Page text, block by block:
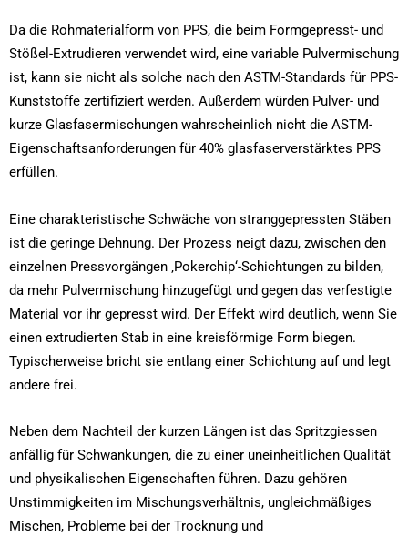
Da die Rohmaterialform von PPS, die beim Formgepresst- und
Stößel-Extrudieren verwendet wird, eine variable Pulvermischung
ist, kann sie nicht als solche nach den ASTM-Standards für PPS-
Kunststoffe zertifiziert werden. Außerdem würden Pulver- und
kurze Glasfasermischungen wahrscheinlich nicht die ASTM-
Eigenschaftsanforderungen für 40% glasfaserverstärktes PPS
erfüllen.
Eine charakteristische Schwäche von stranggepressten Stäben
ist die geringe Dehnung. Der Prozess neigt dazu, zwischen den
einzelnen Pressvorgängen ‚Pokerchip‘-Schichtungen zu bilden,
da mehr Pulvermischung hinzugefügt und gegen das verfestigte
Material vor ihr gepresst wird. Der Effekt wird deutlich, wenn Sie
einen extrudierten Stab in eine kreisförmige Form biegen.
Typischerweise bricht sie entlang einer Schichtung auf und legt
andere frei.
Neben dem Nachteil der kurzen Längen ist das Spritzgiessen
anfällig für Schwankungen, die zu einer uneinheitlichen Qualität
und physikalischen Eigenschaften führen. Dazu gehören
Unstimmigkeiten im Mischungsverhältnis, ungleichmäßiges
Mischen, Probleme bei der Trocknung und